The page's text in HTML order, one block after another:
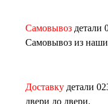
Самовывоз детали
Самовывоз из
Доставку детали
двери до двери.